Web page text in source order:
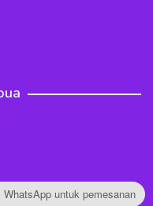
WhatsApp untuk pemesanan